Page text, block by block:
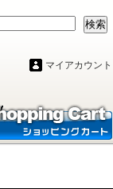
検索
マイアカウント